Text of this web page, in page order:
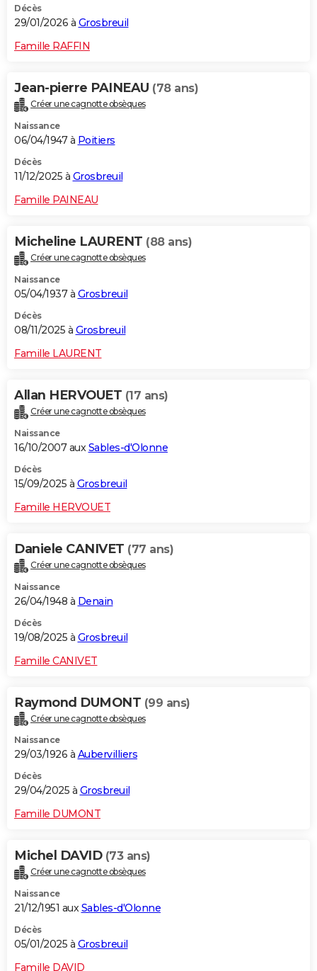
Décès
29/01/2026 à Grosbreuil
Famille RAFFIN
Jean-pierre PAINEAU (78 ans)
Créer une cagnotte obsèques
Naissance
06/04/1947 à Poitiers
Décès
11/12/2025 à Grosbreuil
Famille PAINEAU
Micheline LAURENT (88 ans)
Créer une cagnotte obsèques
Naissance
05/04/1937 à Grosbreuil
Décès
08/11/2025 à Grosbreuil
Famille LAURENT
Allan HERVOUET (17 ans)
Créer une cagnotte obsèques
Naissance
16/10/2007 auxSables-d'Olonne
Décès
15/09/2025 à Grosbreuil
Famille HERVOUET
Daniele CANIVET (77 ans)
Créer une cagnotte obsèques
Naissance
26/04/1948 à Denain
Décès
19/08/2025 à Grosbreuil
Famille CANIVET
Raymond DUMONT (99 ans)
Créer une cagnotte obsèques
Naissance
29/03/1926 à Aubervilliers
Décès
29/04/2025 à Grosbreuil
Famille DUMONT
Michel DAVID (73 ans)
Créer une cagnotte obsèques
Naissance
21/12/1951 auxSables-d'Olonne
Décès
05/01/2025 à Grosbreuil
Famille DAVID